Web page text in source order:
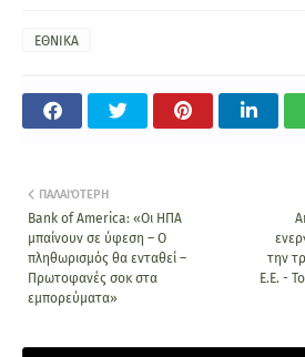
ΕΘΝΙΚΑ
την
Ε.Ε. -
ΠΑΛΑΙΌΤΕΡΗ
Bank of America: «Οι ΗΠΑ
μπαίνουν σε ύφεση – Ο
πληθωρισμός θα ενταθεί –
Πρωτοφανές σοκ στα
εμπορεύματα»